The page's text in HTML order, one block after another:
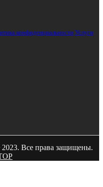
конфиденциальности Услуги
Все права защищены.